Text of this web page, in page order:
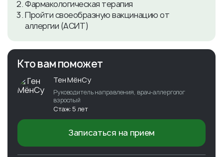
Фармакологическая терапия
Пройти своеобразную вакцинацию от
аллергии (АСИТ)
Кто вам поможет
Тен МёнСу
Руководитель направления, врач-аллерголог
взрослый
Стаж: 5 лет
Записаться на прием